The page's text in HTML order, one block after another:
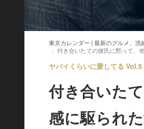
東京カレンダー | 最新のグルメ、
付き合いたての彼氏に黙って、
ヤバイくらいに愛してる Vol.5
付き合いた
感に駆られ